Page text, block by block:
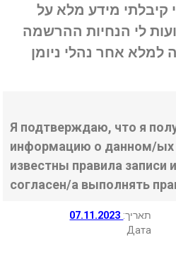
קיבלתי מידע מלא על
לי הנחיות ההרשמה
למלא אחר נהלי ניומן
Я подтверждаю, что я
информацию о данном/ых
известны правила записи
согласен/а выполнять
07.11.2023 :תאריך
Дата